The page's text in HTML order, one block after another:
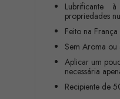
Lubrificante
propriedades
Feito na França
Sem Aroma ou
Aplicar um
necessária
Recipiente de